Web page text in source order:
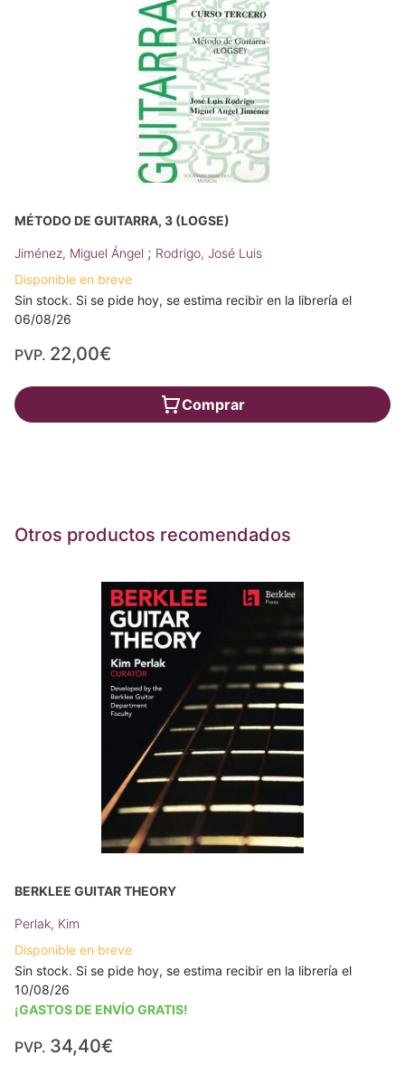
MÉTODO DE GUITARRA, 3 (LOGSE)
Jiménez, Miguel Ángel ; Rodrigo, José Luis
Disponible en breve
Sin stock. Si se pide hoy, se estima recibir en la librería el
06/08/26
PVP. 22,00€
Comprar
Otros productos recomendados
BERKLEE GUITAR THEORY
Perlak, Kim
Disponible en breve
Sin stock. Si se pide hoy, se estima recibir en la librería el
10/08/26
¡GASTOS DE ENVÍO GRATIS!
PVP. 34,40€